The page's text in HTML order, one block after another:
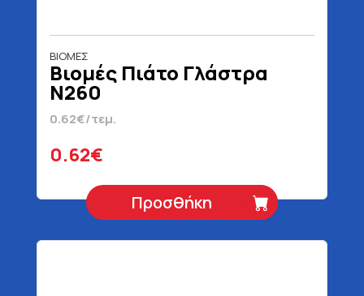
ΒΙΟΜΕΣ
Βιομές Πιάτο Γλάστρα
Ν260
0.62€/τεμ.
0.62€
Προσθήκη